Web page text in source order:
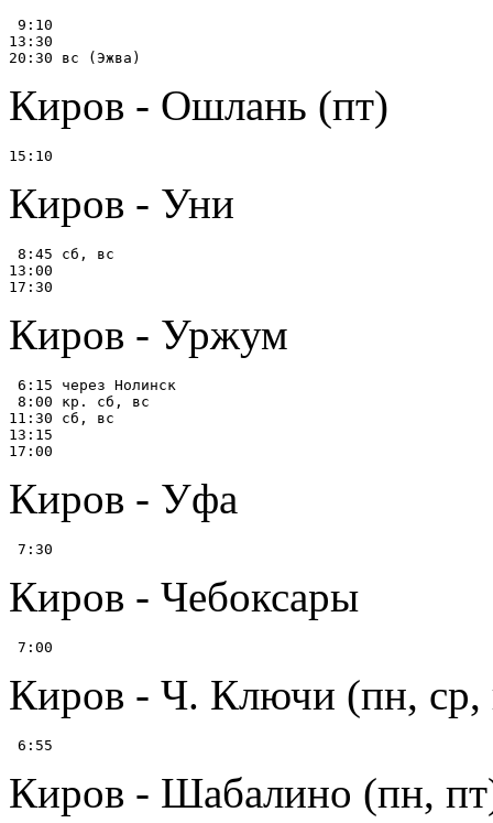
9:10
13:30
Киров - Ошлань (пт)
Киров - Уни
8:45 сб, вс
13:00
Киров - Уржум
6:15 через Нолинск
8:00 кр. сб, вс
11:30 сб, вс
13:15
Киров - Уфа
Киров - Чебоксары
Киров - Ч. Ключи (пн, ср,
Киров - Шабалино (пн,